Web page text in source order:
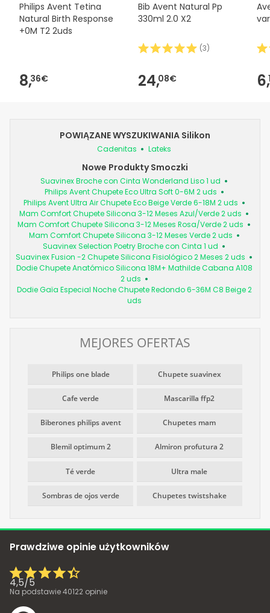
Philips Avent Tetina
Natural Birth Response
+0M T2 2uds
8,36€
Bib Avent Natural Pp
330ml 2.0 X2
(3)
24,08€ 6,
POWIĄZANE WYSZUKIWANIA Silikon
Cadenitas Lateks
Nowe Produkty Smoczki
Suavinex Broche con Cinta Wonderland Liso 1 ud
Philips Avent Chupete Eco Ultra Soft 0-6M 2 uds
Philips Avent Ultra Air Chupete Eco Beige Verde 6-18M 2 uds
Mam Comfort Chupete Silicona 3-12 Meses Azul/Verde 2 uds
Mam Comfort Chupete Silicona 3-12 Meses Rosa/Verde 2 uds
Mam Comfort Chupete Silicona 3-12 Meses Verde 2 uds
Suavinex Selection Poetry Broche con Cinta 1 ud
Suavinex Fusion -2 Chupete Silicona Fisiológico 2 Meses 2 uds
Dodie Chupete Anatómico Silicona 18M+ Mathilde Cabana A108
2 uds
Dodie Gaïa Especial Noche Chupete Redondo 6-36M C8 Beige 2
uds
MEJORES OFERTAS
Philips one blade Chupete suavinex
Cafe verde Mascarilla ffp2
Biberones philips avent Chupetes mam
Blemil optimum 2 Almiron profutura 2
Té verde Ultra male
Sombras de ojos verde Chupetes twistshake
Prawdziwe opinie użytkowników
4,5/5
Na podstawie40122 opinie